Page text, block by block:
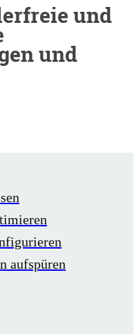
und
und
aufspüren